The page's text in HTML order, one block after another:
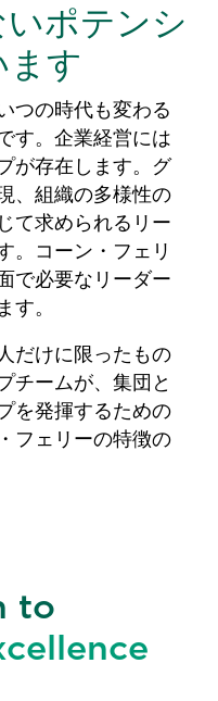
ポテンシ
ます
つの時代も変わる
す。企業経営には
が存在します。グ
、組織の多様性の
て求められるリー
。コーン・フェリ
で必要なリーダー
す。
だけに限ったもの
チームが、集団と
を発揮するための
フェリーの特徴の
to